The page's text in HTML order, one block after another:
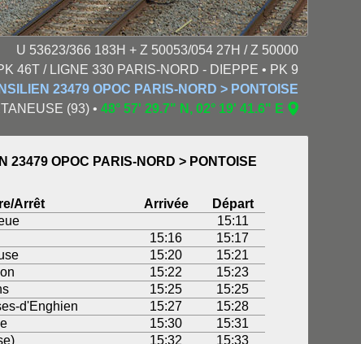
U 53623/366 183H + Z 50053/054 27H / Z 50000
46T / LIGNE 330 PARIS-NORD - DIEPPE • PK 9
23479 OPOC PARIS-NORD > PONTOISE
(93) • 48° 57' 29.7" N, 02° 19' 41.6" E
23479 OPOC PARIS-NORD > PONTOISE
Arrêt Arrivée
Départ
15:11
15:16
15:17
15:20
15:21
15:22
15:23
15:25
15:25
d'Enghien 15:27
15:28
15:30
15:31
15:32 15:33